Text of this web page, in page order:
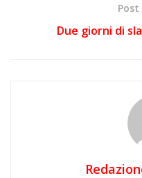
Post
Due giorni di